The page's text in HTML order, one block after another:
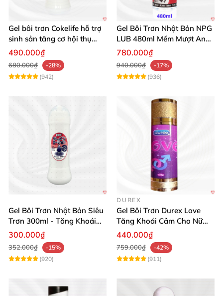
Gel bôi trơn Cokelife hỗ trợ
sinh sản tăng cơ hội thụ
thai
490.000₫
680.000₫
-28%
(942)
Gel Bôi Trơn Nhật Bản NPG
LUB 480ml Mềm Mượt An
Toàn Giá Tốt
780.000₫
940.000₫
-17%
(936)
Gel Bôi Trơn Nhật Bản Siêu
Trơn 300ml - Tăng Khoái
Cảm
300.000₫
352.000₫
-15%
(920)
DUREX
Gel Bôi Trơn Durex Love
Tăng Khoái Cảm Cho Nữ
Mua Sắm Ngay
440.000₫
759.000₫
-42%
(911)